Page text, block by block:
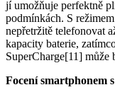
jí umožňuje perfektně
podmínkách. S
nepřetržitě telefonovat
kapacity baterie,
SuperCharge[11]
Focení smartphonem